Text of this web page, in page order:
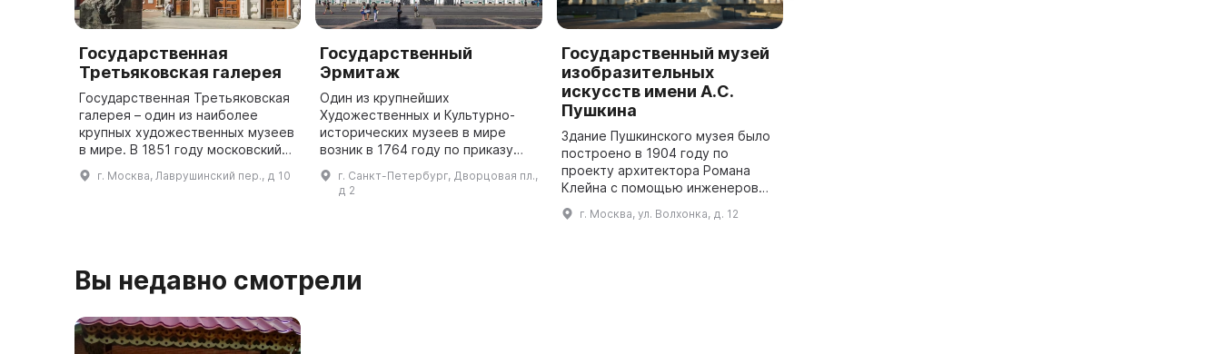
Государственная
Третьяковская галерея
Государственная Третьяковская
галерея – один из наиболее
крупных художественных музеев
в мире. В 1851 году московский
купец Павел Третьяков купил
здание на Лаврушинском
г. Москва, Лаврушинский пер., д 10
Государственный
Эрмитаж
Один из крупнейших
Художественных и Культурно-
исторических музеев в мире
возник в 1764 году по приказу
императрицы Екатерины II, как
частное собрание. Музей был
открыт для посещения в 1852
г. Санкт-Петербург, Дворцовая пл.,
д 2
Государственный музей
изобразительных
искусств имени А.С.
Пушкина
Здание Пушкинского музея было
построено в 1904 году по
проекту архитектора Романа
Клейна с помощью инженеров
Ивана Рерберга, который был
первым заместителем
г. Москва, ул. Волхонка, д. 12
Вы недавно смотрели